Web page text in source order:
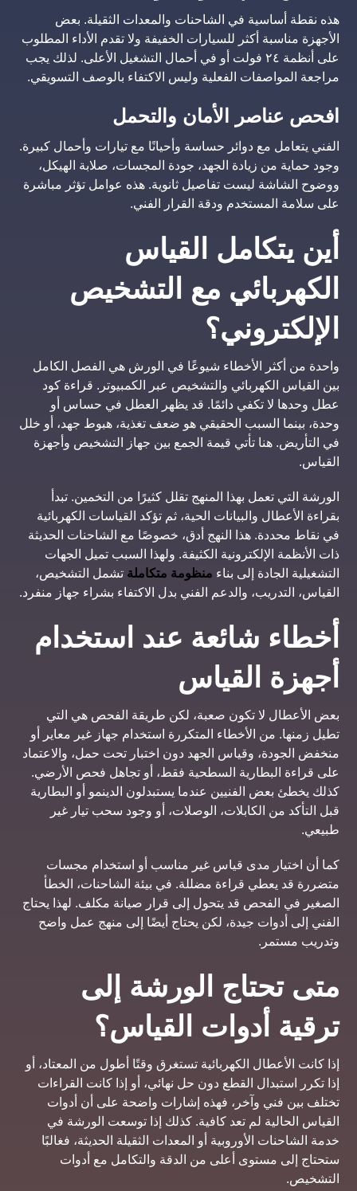
هذه نقطة أساسية في الشاحنات والمعدات الثقيلة. بعض
الأجهزة مناسبة أكثر للسيارات الخفيفة ولا تقدم الأداء المطلوب
على أنظمة ٢٤ فولت أو في أحمال التشغيل الأعلى. لذلك يجب
مراجعة المواصفات الفعلية وليس الاكتفاء بالوصف التسويقي.
افحص عناصر الأمان والتحمل
الفني يتعامل مع دوائر حساسة وأحيانًا مع تيارات وأحمال كبيرة.
وجود حماية من زيادة الجهد، جودة المجسات، صلابة الهيكل،
ووضوح الشاشة ليست تفاصيل ثانوية. هذه عوامل تؤثر مباشرة
على سلامة المستخدم ودقة القرار الفني.
أين يتكامل القياس
الكهربائي مع التشخيص
الإلكتروني؟
واحدة من أكثر الأخطاء شيوعًا في الورش هي الفصل الكامل
بين القياس الكهربائي والتشخيص عبر الكمبيوتر. قراءة كود
عطل وحدها لا تكفي دائمًا. قد يظهر العطل في حساس أو
وحدة، بينما السبب الحقيقي هو ضعف تغذية، هبوط جهد، أو خلل
في التأريض. هنا تأتي قيمة الجمع بين جهاز التشخيص وأجهزة
القياس.
الورشة التي تعمل بهذا المنهج تقلل كثيرًا من التخمين. تبدأ
بقراءة الأعطال والبيانات الحية، ثم تؤكد القياسات الكهربائية
في نقاط محددة. هذا النهج أدق، خصوصًا مع الشاحنات الحديثة
ذات الأنظمة الإلكترونية الكثيفة. ولهذا السبب تميل الجهات
التشغيلية الجادة إلى بناء منظومة متكاملة تشمل التشخيص،
القياس، التدريب، والدعم الفني بدل الاكتفاء بشراء جهاز منفرد.
أخطاء شائعة عند استخدام
أجهزة القياس
بعض الأعطال لا تكون صعبة، لكن طريقة الفحص هي التي
تطيل زمنها. من الأخطاء المتكررة استخدام جهاز غير معاير أو
منخفض الجودة، وقياس الجهد دون اختبار تحت حمل، والاعتماد
على قراءة البطارية السطحية فقط، أو تجاهل فحص الأرضي.
كذلك يخطئ بعض الفنيين عندما يستبدلون الدينمو أو البطارية
قبل التأكد من الكابلات، الوصلات، أو وجود سحب تيار غير
طبيعي.
كما أن اختيار مدى قياس غير مناسب أو استخدام مجسات
متضررة قد يعطي قراءة مضللة. في بيئة الشاحنات، الخطأ
الصغير في الفحص قد يتحول إلى قرار صيانة مكلف. لهذا يحتاج
الفني إلى أدوات جيدة، لكن يحتاج أيضًا إلى منهج عمل واضح
وتدريب مستمر.
متى تحتاج الورشة إلى
ترقية أدوات القياس؟
إذا كانت الأعطال الكهربائية تستغرق وقتًا أطول من المعتاد، أو
إذا تكرر استبدال القطع دون حل نهائي، أو إذا كانت القراءات
تختلف بين فني وآخر، فهذه إشارات واضحة على أن أدوات
القياس الحالية لم تعد كافية. كذلك إذا توسعت الورشة في
خدمة الشاحنات الأوروبية أو المعدات الثقيلة الحديثة، فغالبًا
ستحتاج إلى مستوى أعلى من الدقة والتكامل مع أدوات
التشخيص.